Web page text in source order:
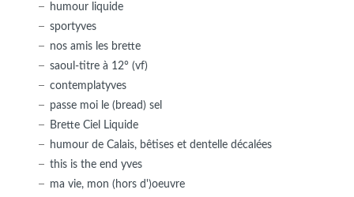
humour liquide
sportyves
nos amis les brette
saoul-titre à 12° (vf)
contemplatyves
passe moi le (bread) sel
Brette Ciel Liquide
humour de Calais, bêtises et dentelle décalées
this is the end yves
ma vie, mon (hors d')oeuvre